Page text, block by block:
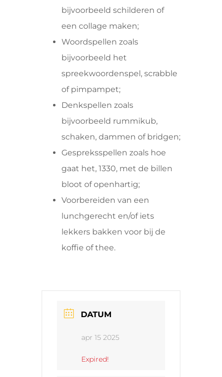
bijvoorbeeld schilderen of
een collage maken;
Woordspellen zoals
bijvoorbeeld het
spreekwoordenspel, scrabble
of pimpampet;
Denkspellen zoals
bijvoorbeeld rummikub,
schaken, dammen of bridgen;
Gespreksspellen zoals hoe
gaat het, 1330, met de billen
bloot of openhartig;
Voorbereiden van een
lunchgerecht en/of iets
lekkers bakken voor bij de
koffie of thee.
DATUM
apr 15 2025
Expired!